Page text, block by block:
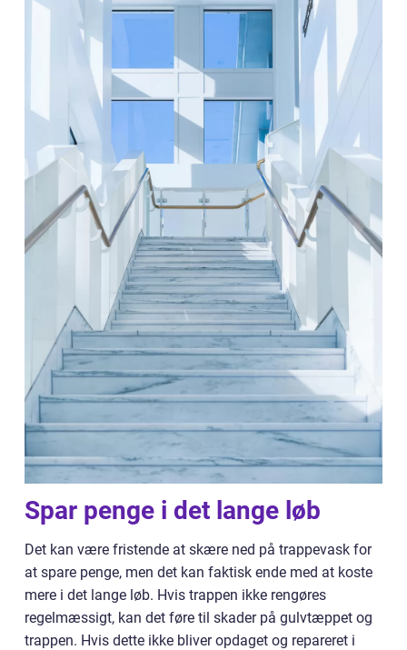
Spar penge i det lange løb
Det kan være fristende at skære ned på trappevask for
at spare penge, men det kan faktisk ende med at koste
mere i det lange løb. Hvis trappen ikke rengøres
regelmæssigt, kan det føre til skader på gulvtæppet og
trappen. Hvis dette ikke bliver opdaget og repareret i